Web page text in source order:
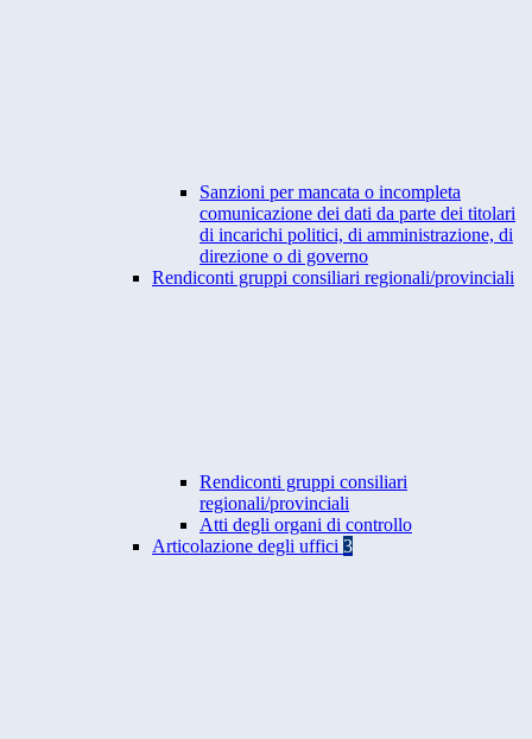
Sanzioni per mancata o incompleta
comunicazione dei dati da parte dei titolari
di incarichi politici, di amministrazione, di
direzione o di governo
Rendiconti gruppi consiliari regionali/provinciali
Rendiconti gruppi consiliari
regionali/provinciali
Atti degli organi di controllo
Articolazione degli uffici 3